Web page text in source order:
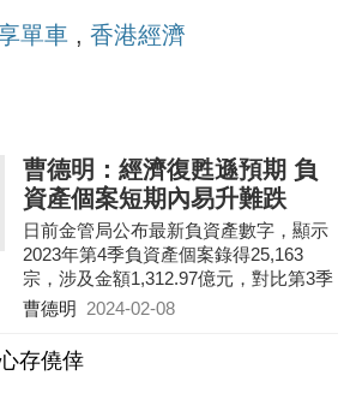
單車 , 香港經濟
曹德明：經濟復甦遜預期 負
資產個案短期內易升難跌
日前金管局公布最新負資產數字，顯示
2023年第4季負資產個案錄得25,163
宗，涉及金額1,312.97億元，對比第3季
錄得11,123宗及592.63億元，宗數及金
曹德明 2024-02-08
存僥倖